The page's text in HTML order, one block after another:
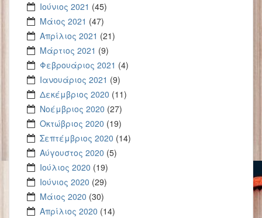
Ιούνιος 2021 (45)
Μάιος 2021 (47)
Απρίλιος 2021 (21)
Μάρτιος 2021 (9)
Φεβρουάριος 2021 (4)
Ιανουάριος 2021 (9)
Δεκέμβριος 2020 (11)
Νοέμβριος 2020 (27)
Οκτώβριος 2020 (19)
Σεπτέμβριος 2020 (14)
Αύγουστος 2020 (5)
Ιούλιος 2020 (19)
Ιούνιος 2020 (29)
Μάιος 2020 (30)
Απρίλιος 2020 (14)